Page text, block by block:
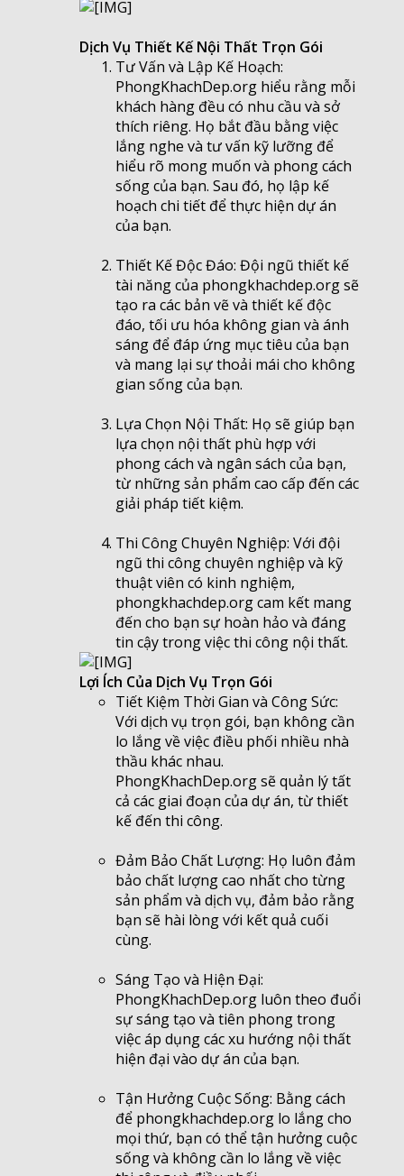
Dịch Vụ Thiết Kế Nội Thất Trọn Gói
Tư Vấn và Lập Kế Hoạch:
PhongKhachDep.org hiểu rằng mỗi
khách hàng đều có nhu cầu và sở
thích riêng. Họ bắt đầu bằng việc
lắng nghe và tư vấn kỹ lưỡng để
hiểu rõ mong muốn và phong cách
sống của bạn. Sau đó, họ lập kế
hoạch chi tiết để thực hiện dự án
của bạn.
Thiết Kế Độc Đáo: Đội ngũ thiết kế
tài năng của phongkhachdep.org sẽ
tạo ra các bản vẽ và thiết kế độc
đáo, tối ưu hóa không gian và ánh
sáng để đáp ứng mục tiêu của bạn
và mang lại sự thoải mái cho không
gian sống của bạn.
Lựa Chọn Nội Thất: Họ sẽ giúp bạn
lựa chọn nội thất phù hợp với
phong cách và ngân sách của bạn,
từ những sản phẩm cao cấp đến các
giải pháp tiết kiệm.
Thi Công Chuyên Nghiệp: Với đội
ngũ thi công chuyên nghiệp và kỹ
thuật viên có kinh nghiệm,
phongkhachdep.org cam kết mang
đến cho bạn sự hoàn hảo và đáng
tin cậy trong việc thi công nội thất.
Lợi Ích Của Dịch Vụ Trọn Gói
Tiết Kiệm Thời Gian và Công Sức:
Với dịch vụ trọn gói, bạn không cần
lo lắng về việc điều phối nhiều nhà
thầu khác nhau.
PhongKhachDep.org sẽ quản lý tất
cả các giai đoạn của dự án, từ thiết
kế đến thi công.
Đảm Bảo Chất Lượng: Họ luôn đảm
bảo chất lượng cao nhất cho từng
sản phẩm và dịch vụ, đảm bảo rằng
bạn sẽ hài lòng với kết quả cuối
cùng.
Sáng Tạo và Hiện Đại:
PhongKhachDep.org luôn theo đuổi
sự sáng tạo và tiên phong trong
việc áp dụng các xu hướng nội thất
hiện đại vào dự án của bạn.
Tận Hưởng Cuộc Sống: Bằng cách
để phongkhachdep.org lo lắng cho
mọi thứ, bạn có thể tận hưởng cuộc
sống và không cần lo lắng về việc